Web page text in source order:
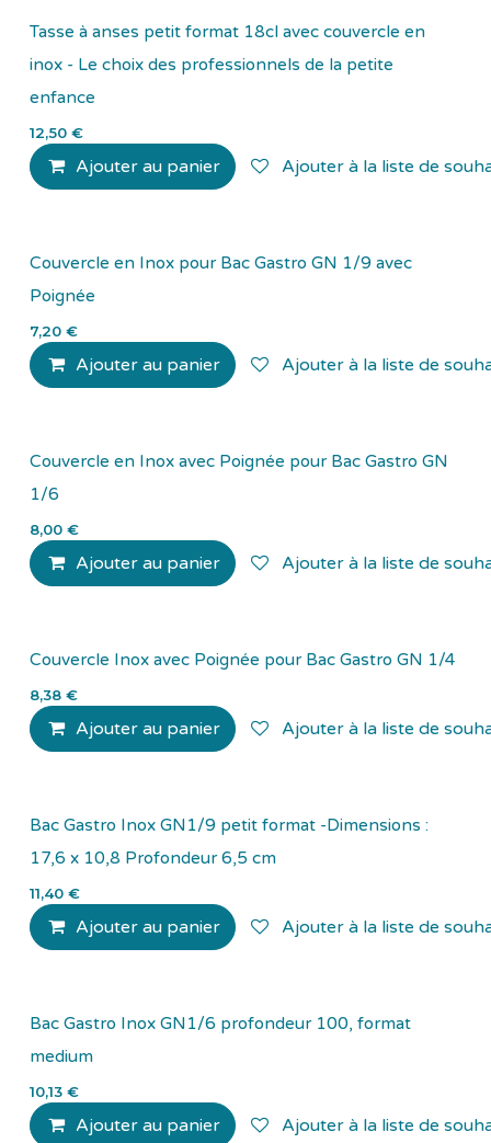
Tasse à anses petit format 18cl avec couvercle en
inox - Le choix des professionnels de la petite
enfance
12,50 €
Ajouter au panier Ajouter à la liste de
Couvercle en Inox pour Bac Gastro GN 1/9 avec
Poignée
7,20 €
Ajouter au panier Ajouter à la liste de
Couvercle en Inox avec Poignée pour Bac Gastro GN
1/6
8,00 €
Ajouter au panier Ajouter à la liste de
Couvercle Inox avec Poignée pour Bac Gastro GN 1/4
8,38 €
Ajouter au panier Ajouter à la liste de
Bac Gastro Inox GN1/9 petit format -Dimensions :
17,6 x 10,8 Profondeur 6,5 cm
11,40 €
Ajouter au panier Ajouter à la liste de
Bac Gastro Inox GN1/6 profondeur 100, format
medium
10,13 €
Ajouter au panier Ajouter à la liste de